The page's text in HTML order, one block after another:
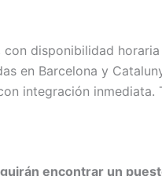
disponibilidad
en Barcelona y
integración
encontrar un